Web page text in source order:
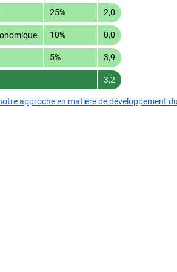
25% 2,0
10% 0,0
5% 3,9
3,2
approche en matière de développement